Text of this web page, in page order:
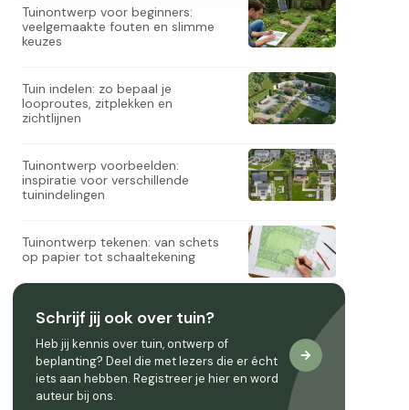
Tuinontwerp voor beginners:
veelgemaakte fouten en slimme
keuzes
Tuin indelen: zo bepaal je
looproutes, zitplekken en
zichtlijnen
Tuinontwerp voorbeelden:
inspiratie voor verschillende
tuinindelingen
Tuinontwerp tekenen: van schets
op papier tot schaaltekening
Schrijf jij ook over tuin?
Heb jij kennis over tuin, ontwerp of
beplanting? Deel die met lezers die er écht
iets aan hebben. Registreer je hier en word
auteur bij ons.